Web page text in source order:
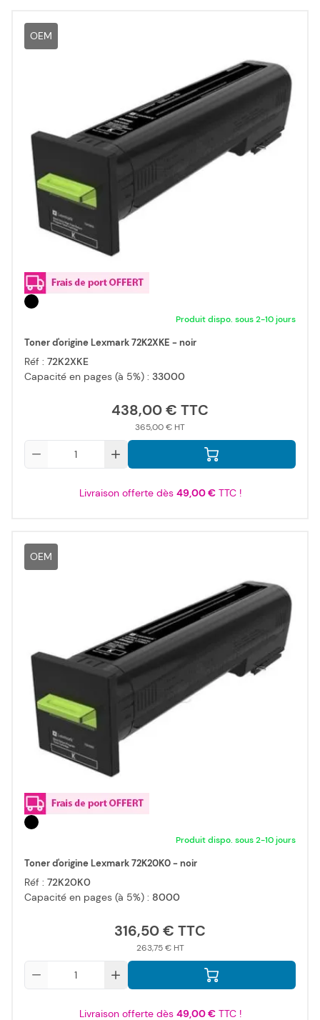
OEM
Produit dispo. sous 2-10 jours
Toner d'origine Lexmark 72K2XKE - noir
Réf : 72K2XKE
Capacité en pages (à 5%) : 33000
438,00 €
365,00 €
Livraison offerte dès 49,00 €TTC !
OEM
Produit dispo. sous 2-10 jours
Toner d'origine Lexmark 72K20K0 - noir
Réf : 72K20K0
Capacité en pages (à 5%) : 8000
316,50 €
263,75 €
Livraison offerte dès 49,00 €TTC !